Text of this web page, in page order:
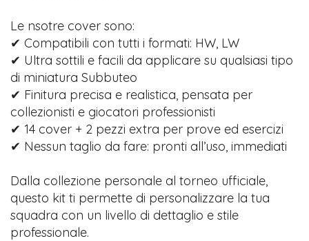
Le nsotre cover sono:
✔ Compatibili con tutti i formati: HW, LW
✔ Ultra sottili e facili da applicare su qualsiasi tipo
di miniatura Subbuteo
✔ Finitura precisa e realistica, pensata per
collezionisti e giocatori professionisti
✔ 14 cover + 2 pezzi extra per prove ed esercizi
✔ Nessun taglio da fare: pronti all’uso, immediati
Dalla collezione personale al torneo ufficiale,
questo kit ti permette di personalizzare la tua
squadra con un livello di dettaglio e stile
professionale.